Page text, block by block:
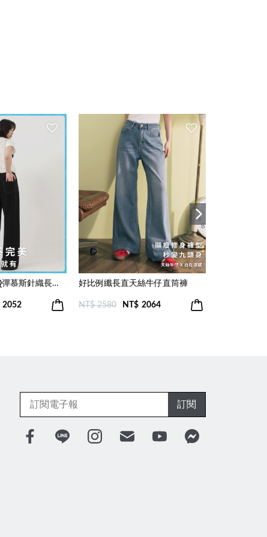
◢5.0 無懈可擊Q彈慕斯針織長褲(洗鍊黑)
2052
好比例纖長直天絲牛仔直筒褲
NT$ 2580 NT$ 2064
訂閱